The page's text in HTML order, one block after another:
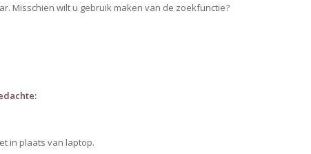
Misschien wilt u gebruik maken van de zoekfunctie?
in plaats van laptop.